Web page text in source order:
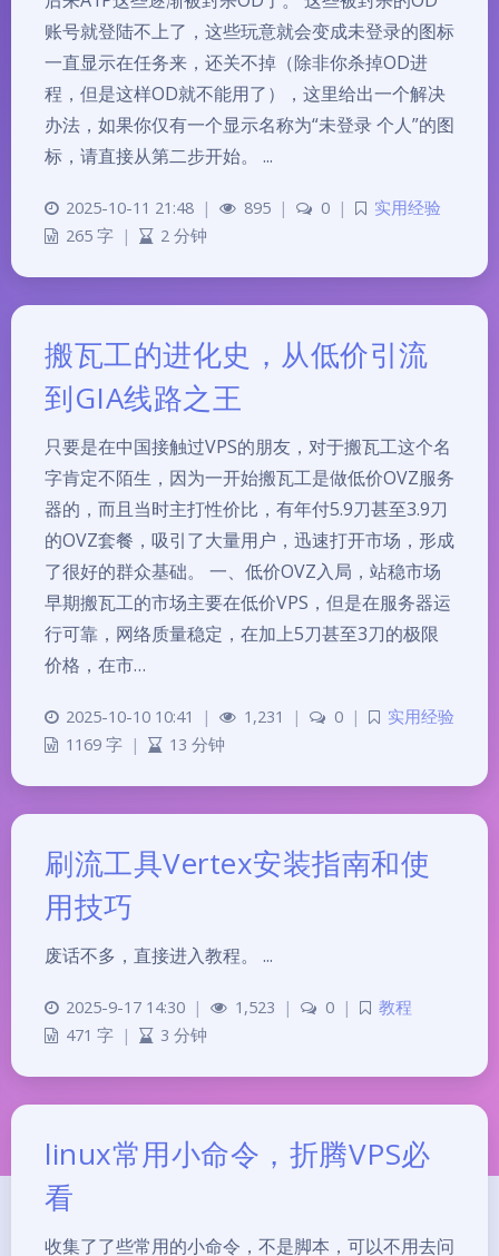
账号就登陆不上了，这些玩意就会变成未登录的图标
一直显示在任务来，还关不掉（除非你杀掉OD进
程，但是这样OD就不能用了），这里给出一个解决
办法，如果你仅有一个显示名称为“未登录 个人”的图
标，请直接从第二步开始。 ...
2025-10-11 21:48 | 895 | 0 |
实用经验
265 字 | 2 分钟
搬瓦工的进化史，从低价引流
到GIA线路之王
只要是在中国接触过VPS的朋友，对于搬瓦工这个名
字肯定不陌生，因为一开始搬瓦工是做低价OVZ服务
器的，而且当时主打性价比，有年付5.9刀甚至3.9刀
的OVZ套餐，吸引了大量用户，迅速打开市场，形成
了很好的群众基础。 一、低价OVZ入局，站稳市场
早期搬瓦工的市场主要在低价VPS，但是在服务器运
行可靠，网络质量稳定，在加上5刀甚至3刀的极限
价格，在市…
2025-10-10 10:41 | 1,231 | 0 |
实用经验
1169 字 | 13 分钟
刷流工具Vertex安装指南和使
用技巧
废话不多，直接进入教程。 ...
2025-9-17 14:30 | 1,523 | 0 |
教程
471 字 | 3 分钟
linux常用小命令，折腾VPS必
看
收集了了些常用的小命令，不是脚本，可以不用去问